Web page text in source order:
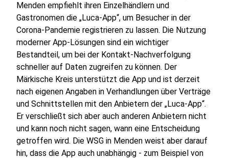
Menden empfiehlt ihren Einzelhändlern und
Gastronomen die „Luca-App“, um Besucher in der
Corona-Pandemie registrieren zu lassen. Die Nutzung
moderner App-Lösungen sind ein wichtiger
Bestandteil, um bei der Kontakt-Nachverfolgung
schneller auf Daten zugreifen zu können. Der
Märkische Kreis unterstützt die App und ist derzeit
nach eigenen Angaben in Verhandlungen über Verträge
und Schnittstellen mit den Anbietern der „Luca-App“.
Er verschließt sich aber auch anderen Anbietern nicht
und kann noch nicht sagen, wann eine Entscheidung
getroffen wird. Die WSG in Menden weist aber darauf
hin, dass die App auch unabhängig - zum Beispiel von